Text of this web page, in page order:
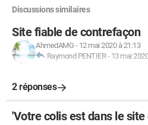
Discussions similaires
Site fiable de contrefaçon
AhmedAMG - 12 mai 2020 à 21:13
Raymond PENTIER- 13 mai
2 réponses
'Votre colis est dans le